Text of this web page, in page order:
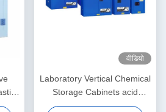
,
वीडियो
Laboratory Vertical Chemical
Storage Cabinets acid
dangerous storage